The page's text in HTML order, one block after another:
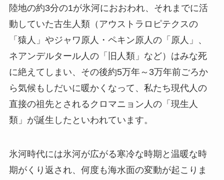
陸地の約3分の1が氷河におおわれ、それまでに活
動していた古生人類（アウストラロピテクスの
「猿人」やジャワ原人・ペキン原人の「原人」、
ネアンデルタール人の「旧人類」など）はみな死
に絶えてしまい、その後約5万年～3万年前ごろか
ら気候もしだいに暖かくなって、私たち現代人の
直接の祖先とされるクロマニョン人の「現生人
類」が誕生したといわれています。
氷河時代には氷河が広がる寒冷な時期と温暖な時
期がくり返され、何度も海水面の変動が起こりま